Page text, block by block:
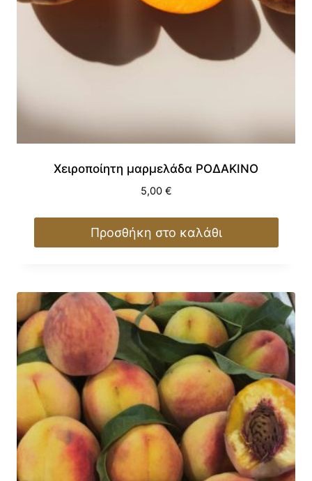
Χειροποίητη μαρμελάδα ΡΟΔΑΚΙΝΟ
5,00 €
Προσθήκη στο καλάθι